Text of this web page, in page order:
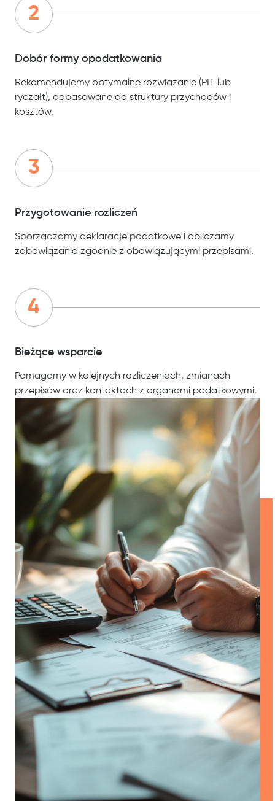
Dobór formy opodatkowania
Rekomendujemy optymalne rozwiązanie (PIT lub
ryczałt), dopasowane do struktury przychodów i
kosztów.
Przygotowanie rozliczeń
Sporządzamy deklaracje podatkowe i obliczamy
zobowiązania zgodnie z obowiązującymi przepisami.
Bieżące wsparcie
Pomagamy w kolejnych rozliczeniach, zmianach
przepisów oraz kontaktach z organami podatkowymi.